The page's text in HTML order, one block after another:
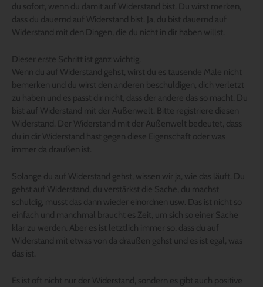
du sofort, wenn du damit auf Widerstand bist. Du wirst merken,
dass du dauernd auf Widerstand bist. Ja, du bist dauernd auf
Widerstand mit den Dingen, die du nicht in dir haben willst.
Dieser erste Schritt ist ganz wichtig.
Wenn du auf Widerstand gehst, wirst du es tausende Male nicht
bemerken und du wirst den anderen beschuldigen, dich verletzt
zu haben und es passt dir nicht, dass der andere das so macht. Du
bist auf Widerstand mit der Außenwelt. Bitte registriere diesen
Widerstand. Der Widerstand mit der Außenwelt bedeutet, dass
du in dir Widerstand hast gegen diese Eigenschaft oder was
immer da draußen ist.
Solange du auf Widerstand gehst, wissen wir ja, wie das läuft. Du
gehst auf Widerstand, du verstärkst die Sache, du machst
schuldig, musst das dann wieder einordnen usw. Das ist nicht so
einfach und manchmal braucht es Zeit, um sich so einer Sache
klar zu werden. Aber es ist letztlich immer so, dass du auf
Widerstand mit etwas von da draußen gehst und es ist egal, was
das ist.
Es ist oft nicht nur der Widerstand, sondern es gibt auch positive